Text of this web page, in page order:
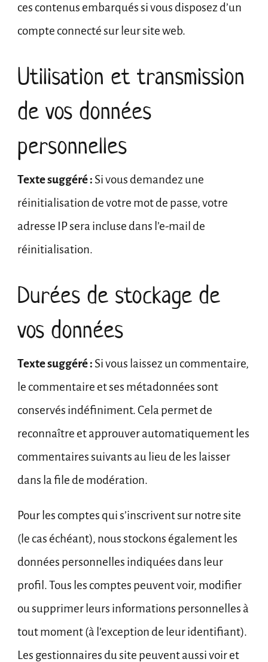
ces contenus embarqués si vous disposez d’un
compte connecté sur leur site web.
Utilisation et transmission
de vos données
personnelles
Texte suggéré : Si vous demandez une
réinitialisation de votre mot de passe, votre
adresse IP sera incluse dans l’e-mail de
réinitialisation.
Durées de stockage de
vos données
Texte suggéré : Si vous laissez un commentaire,
le commentaire et ses métadonnées sont
conservés indéfiniment. Cela permet de
reconnaître et approuver automatiquement les
commentaires suivants au lieu de les laisser
dans la file de modération.
Pour les comptes qui s’inscrivent sur notre site
(le cas échéant), nous stockons également les
données personnelles indiquées dans leur
profil. Tous les comptes peuvent voir, modifier
ou supprimer leurs informations personnelles à
tout moment (à l’exception de leur identifiant).
Les gestionnaires du site peuvent aussi voir et